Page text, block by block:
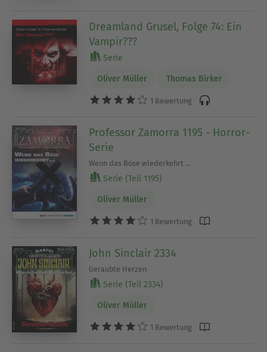
Dreamland Grusel, Folge 74: Ein
Vampir???
Serie
Oliver Müller Thomas Birker
1 Bewertung
Professor Zamorra 1195 - Horror-
Serie
Wenn das Böse wiederkehrt ...
Serie (Teil 1195)
Oliver Müller
1 Bewertung
John Sinclair 2334
Geraubte Herzen
Serie (Teil 2334)
Oliver Müller
1 Bewertung